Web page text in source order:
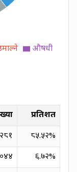
औषधी
प्रतिशत
८५.५२%
६.७२%